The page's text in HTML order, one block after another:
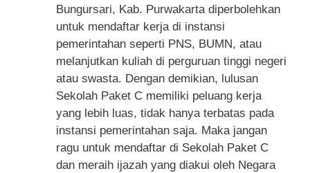
Bungursari, Kab. Purwakarta diperbolehkan
untuk mendaftar kerja di instansi
pemerintahan seperti PNS, BUMN, atau
melanjutkan kuliah di perguruan tinggi negeri
atau swasta. Dengan demikian, lulusan
Sekolah Paket C memiliki peluang kerja
yang lebih luas, tidak hanya terbatas pada
instansi pemerintahan saja. Maka jangan
ragu untuk mendaftar di Sekolah Paket C
dan meraih ijazah yang diakui oleh Negara